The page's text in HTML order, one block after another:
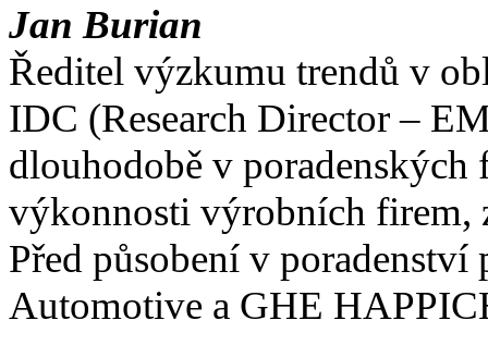
Jan Burian
Ředitel výzkumu trendů v
IDC (Research Director –
dlouhodobě v
výkonnosti výrobních firem,
Před působení v
Automotive a GHE